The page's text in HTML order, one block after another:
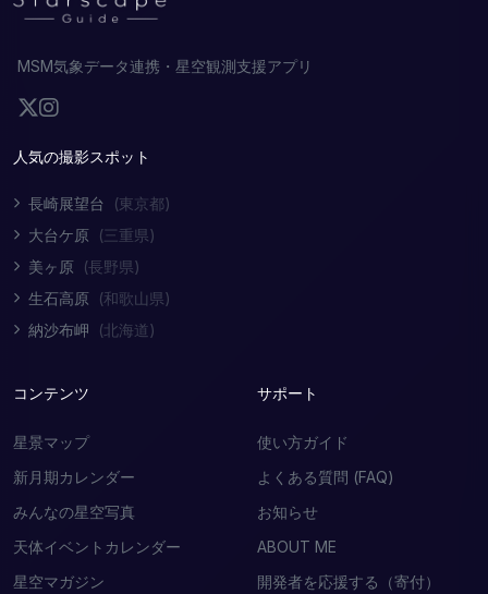
MSM気象データ連携・星空観測支援アプリ
人気の撮影スポット
長崎展望台
(東京都)
大台ケ原 (三重県)
美ヶ原 (長野県)
生石高原 (和歌山県)
納沙布岬
(北海道)
コンテンツ
星景マップ
新月期カレンダー
みんなの星空写真
天体イベントカレンダー
星空マガジン
サポート
使い方ガイド
よくある質問 (FAQ)
お知らせ
ABOUT ME
開発者を応援する（寄付）